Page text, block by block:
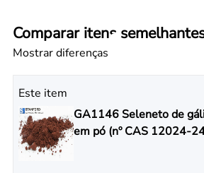
Comparar itens
Mostrar diferenças
Este item
GA1146 Seleneto de
em pó (nº CAS 12024-